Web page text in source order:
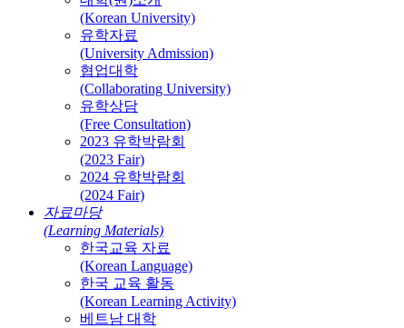
(Korean University)
유학자료
(University Admission)
협업대학
(Collaborating University)
유학상담
(Free Consultation)
2023 유학박람회
(2023 Fair)
2024 유학박람회
(2024 Fair)
자료마당
(Learning Materials)
한국교육 자료
(Korean Language)
한국 교육 활동
(Korean Learning Activity)
베트남 대학